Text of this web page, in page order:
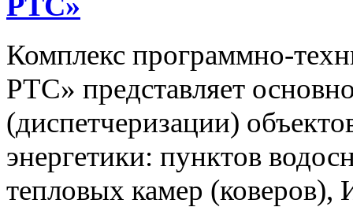
Комплекс программно-
РТС» представляет
(диспетчеризации)
энергетики: пунктов
тепловых камер